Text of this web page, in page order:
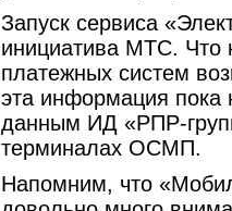
Запуск сервиса
инициатива МТС. Что
платежных систем
эта информация пока
данным ИД «РПР-
терминалах ОСМП.
Напомним, что